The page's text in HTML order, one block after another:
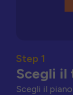
Step 1
Scegli il
Scegli il